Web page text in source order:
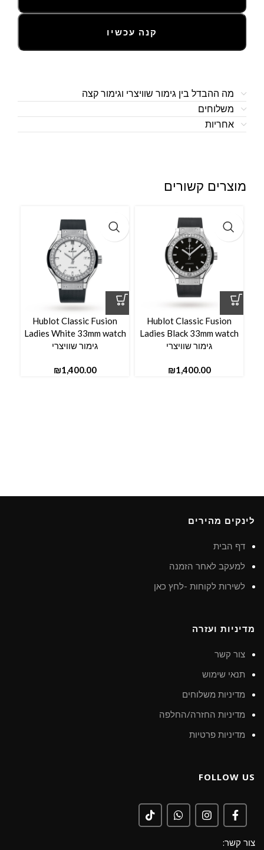
קנה עכשיו
מה ההבדל בין גימור שוויצרי וגימור קצה
משלוחים
אחריות
מוצרים קשורים
Hublot Classic Fusion
Ladies Black 33mm watch
גימור שוויצרי
₪
Hublot Classic Fusion
Ladies White 33mm watch
גימור שוויצרי
₪
לינקים מהירים
דף הבית
למעקב לאחר הזמנה
לשירות לקוחות -לחץ כאן
מדיניות ועזרה
צור קשר
תנאי שימוש
מדיניות משלוחים
מדיניות החזרה/החלפה
מדיניות פרטיות
FOLLOW US
צור קשר: